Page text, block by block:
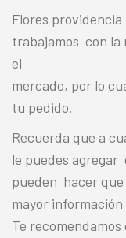
Flores
trabajamos con la
el
mercado, por lo
tu pedido.
Recuerda que a
le puedes
pueden hacer
mayor información
Te